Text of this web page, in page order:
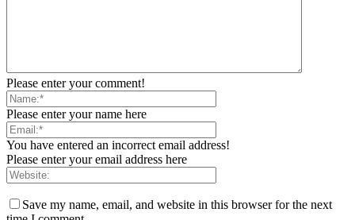
Please enter your comment!
Please enter your name here
You have entered an incorrect email address!
Please enter your email address here
Save my name, email, and website in this browser for the next